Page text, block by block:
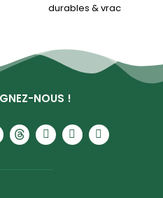
durables & vrac
NOUS !